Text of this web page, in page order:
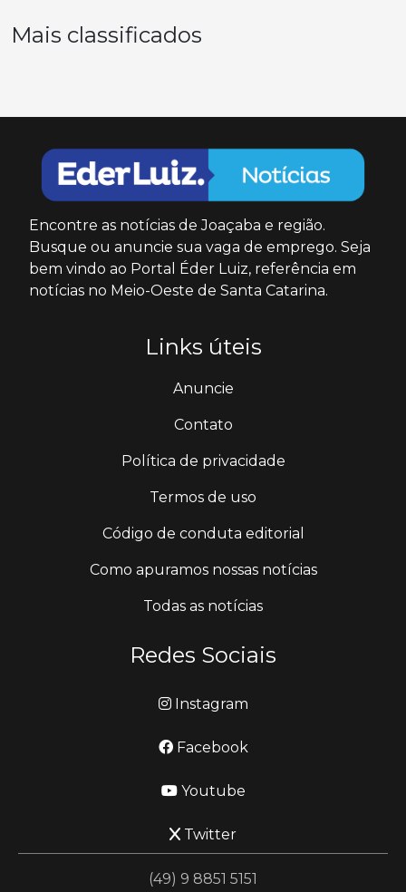
Mais classificados
Encontre as notícias de Joaçaba e região.
Busque ou anuncie sua vaga de emprego. Seja
bem vindo ao Portal Éder Luiz, referência em
notícias no Meio-Oeste de Santa Catarina.
Links úteis
Anuncie
Contato
Política de privacidade
Termos de uso
Código de conduta editorial
Como apuramos nossas notícias
Todas as notícias
Redes Sociais
Instagram
Facebook
Youtube
Twitter
(49) 9 8851 5151